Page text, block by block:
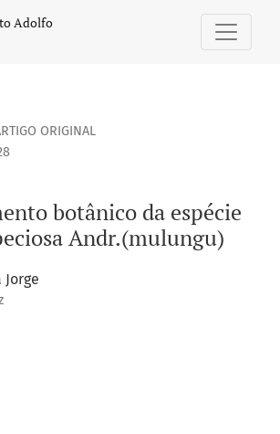
botânico da espécie Erythrlna speciosa
Adolfo
ORIGINAL
botânico da espécie
Andr.(mulungu)